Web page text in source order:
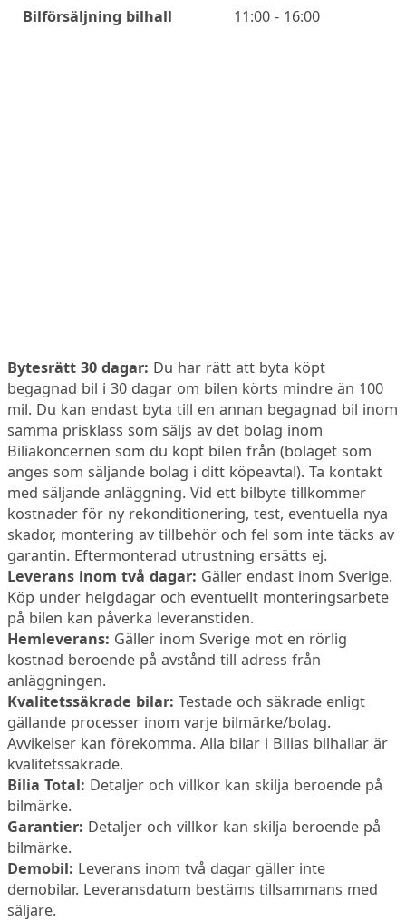
Öppettider
Bilförsäljning bilhall
11:00 - 16:00
Bytesrätt 30 dagar: Du har rätt att byta köpt
begagnad bil i 30 dagar om bilen körts mindre än 100
mil. Du kan endast byta till en annan begagnad bil inom
samma prisklass som säljs av det bolag inom
Biliakoncernen som du köpt bilen från (bolaget som
anges som säljande bolag i ditt köpeavtal). Ta kontakt
med säljande anläggning. Vid ett bilbyte tillkommer
kostnader för ny rekonditionering, test, eventuella nya
skador, montering av tillbehör och fel som inte täcks av
garantin. Eftermonterad utrustning ersätts ej.
Leverans inom två dagar: Gäller endast inom Sverige.
Köp under helgdagar och eventuellt monteringsarbete
på bilen kan påverka leveranstiden.
Hemleverans: Gäller inom Sverige mot en rörlig
kostnad beroende på avstånd till adress från
anläggningen.
Kvalitetssäkrade bilar: Testade och säkrade enligt
gällande processer inom varje bilmärke/bolag.
Avvikelser kan förekomma. Alla bilar i Bilias bilhallar är
kvalitetssäkrade.
Bilia Total: Detaljer och villkor kan skilja beroende på
bilmärke.
Garantier: Detaljer och villkor kan skilja beroende på
bilmärke.
Demobil: Leverans inom två dagar gäller inte
demobilar. Leveransdatum bestäms tillsammans med
säljare.